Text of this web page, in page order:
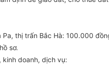
thị trấn Bắc Hà: 100.000
sơ.
doanh, dịch vụ: